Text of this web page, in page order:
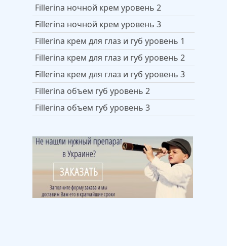
Fillerina ночной крем уровень 2
Fillerina ночной крем уровень 3
Fillerina крем для глаз и губ уровень 1
Fillerina крем для глаз и губ уровень 2
Fillerina крем для глаз и губ уровень 3
Fillerina объем губ уровень 2
Fillerina объем губ уровень 3